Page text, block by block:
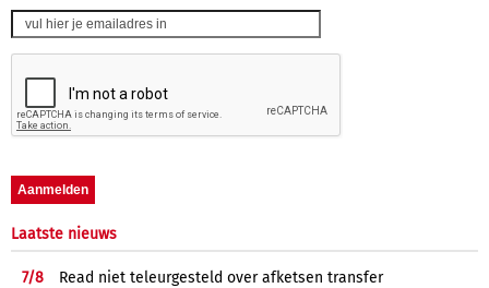
Laatste nieuws
7/8
Read niet teleurgesteld over afketsen transfer